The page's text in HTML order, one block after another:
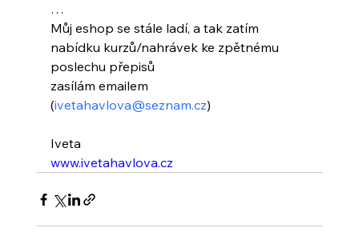
…
Můj eshop se stále ladí, a tak zatím
nabídku kurzů/nahrávek ke zpětnému
poslechu přepisů
zasílám emailem
(ivetahavlova@seznam.cz)
Iveta
www.ivetahavlova.cz